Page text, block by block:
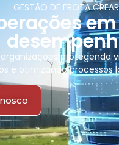
GESTÃO DE FROTA
protegendo
e otimizando processos